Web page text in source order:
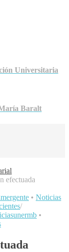
Universitaria
Baralt
efectuada
• Noticias
/
•